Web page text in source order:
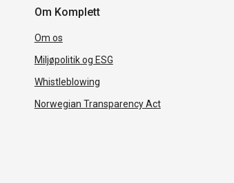
Om Komplett
Om os
Miljøpolitik og ESG
Whistleblowing
Norwegian Transparency Act